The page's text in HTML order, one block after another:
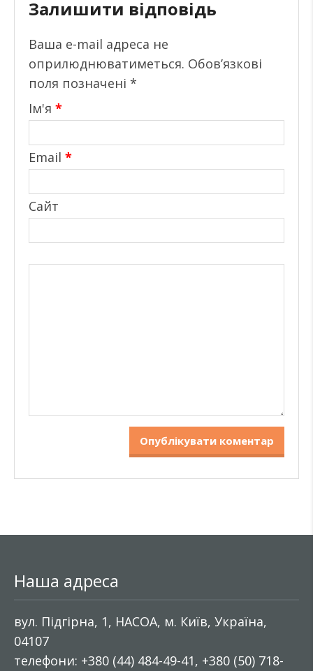
Залишити відповідь
Ваша e-mail адреса не
оприлюднюватиметься. Обов’язкові
поля позначені *
Ім'я *
Email *
Сайт
Наша адреса
вул. Підгірна, 1, НАСОА, м. Київ, Україна,
04107
телефони: +380 (44) 484-49-41, +380 (50) 718-